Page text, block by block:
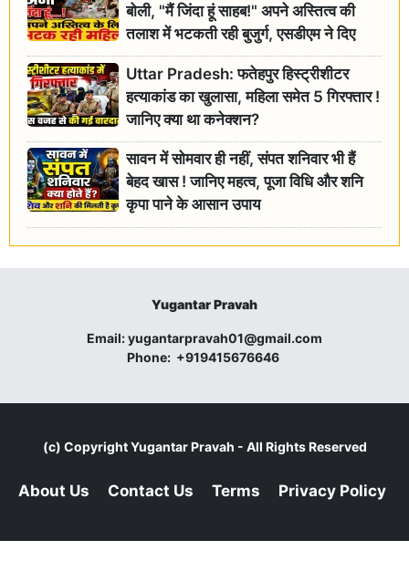
बोली, "मैं जिंदा हूं साहब!" अपने अस्तित्व की
तलाश में भटकती रही बुजुर्ग, एसडीएम ने दिए
जांच के आदेश
Uttar Pradesh: फतेहपुर हिस्ट्रीशीटर
हत्याकांड का खुलासा, महिला समेत 5 गिरफ्तार !
जानिए क्या था कनेक्शन?
सावन में सोमवार ही नहीं, संपत शनिवार भी हैं
बेहद खास ! जानिए महत्व, पूजा विधि और शनि
कृपा पाने के आसान उपाय
Yugantar Pravah
Email:yugantarpravah01@gmail.com
Phone: +919415676646
(c) CopyrightYugantar Pravah - All Rights Reserved
About Us Contact Us Terms Privacy Policy